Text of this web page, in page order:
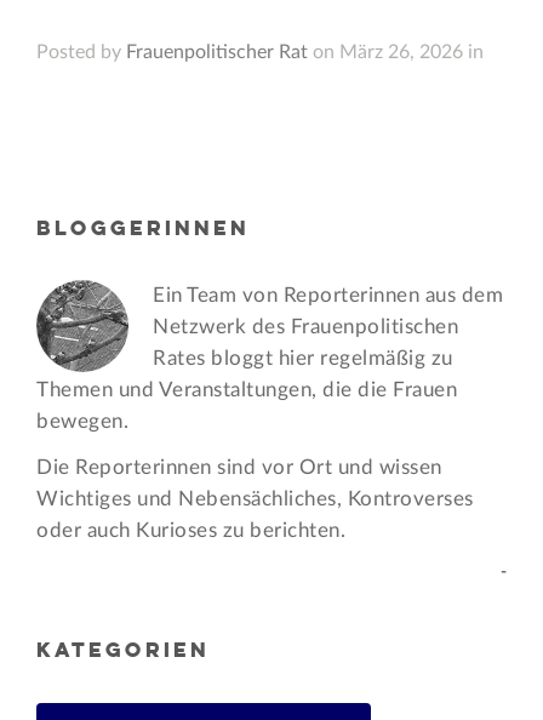
Posted by Frauenpolitischer Rat on März 26, 2026 in
BLOGGERINNEN
Ein Team von Reporterinnen aus dem
Netzwerk des Frauen­politischen
Rates bloggt hier regelmäßig zu
Themen und Veran­staltungen, die die Frauen
bewegen.
Die Reporterinnen sind vor Ort und wissen
Wichtiges und Nebensächliches, Kontroverses
oder auch Kurioses zu berichten.
-
KATEGORIEN